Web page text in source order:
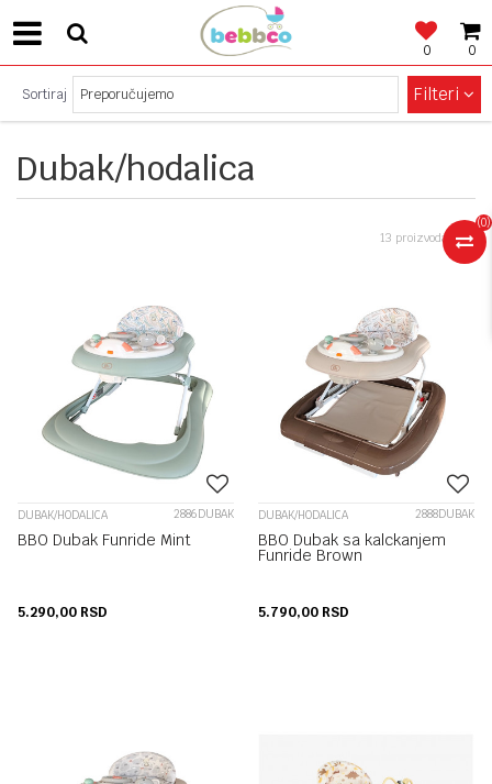
0
0
SIGURNO PLAĆANJE!
(0)
Dubak/hodalica
Sortiraj Filteri
13 proizvoda
DUBAK/HODALICA 2886DUBAK
BBO Dubak Funride Mint
5.290,00 RSD
DUBAK/HODALICA 2888DUBAK
BBO Dubak sa kalckanjem
Funride Brown
5.790,00 RSD